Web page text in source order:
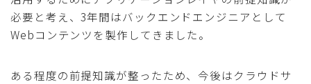
必要と考え、3年間はバックエンドエンジニアとして
Webコンテンツを製作してきました。
ある程度の前提知識が整ったため、今後はクラウドサ